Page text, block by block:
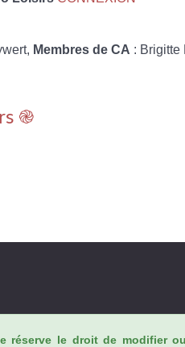
Membres de CA : Brigitte
֎
réserve le droit de modifier